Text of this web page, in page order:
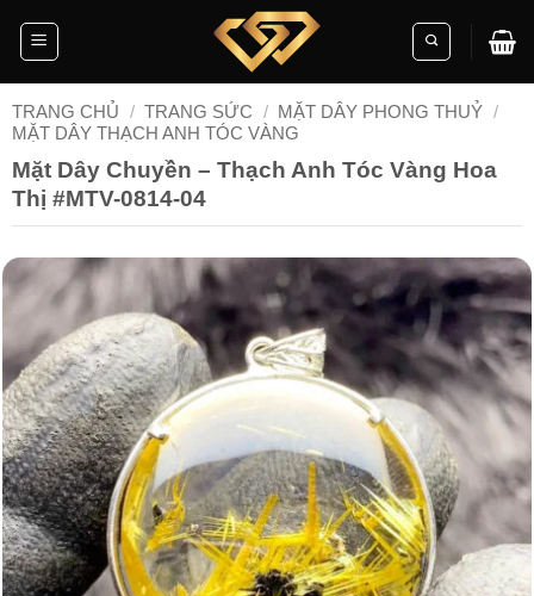
TRANG CHỦ / TRANG SỨC / MẶT DÂY PHONG THUỶ /
MẶT DÂY THẠCH ANH TÓC VÀNG
Mặt Dây Chuyền – Thạch Anh Tóc Vàng Hoa
Thị #MTV-0814-04